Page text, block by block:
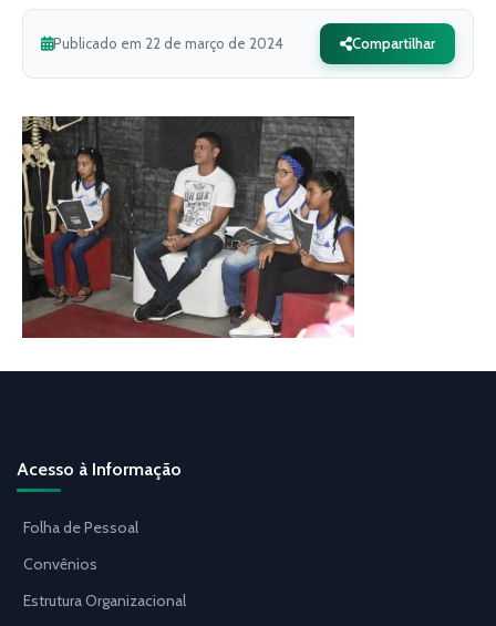
Publicado em 22 de março de 2024 Compartilhar
Acesso à Informação
Folha de Pessoal
Convênios
Estrutura Organizacional